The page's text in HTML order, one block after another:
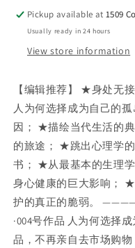
建
亲
密
感
的
会
建
亲
密
感
的
会
Pickup available at1509
Usually ready in 24 hours
View store information
【编辑推荐】 ★身处无
人为何选择成为自己的
因； ★描绘当代生活的
的旅途； ★跳出心理学
书； ★从最基本的生理
身心健康的巨大影响；
护的真正的脆弱。
·004号作品 人为何选择
品，不再亲自去市场购